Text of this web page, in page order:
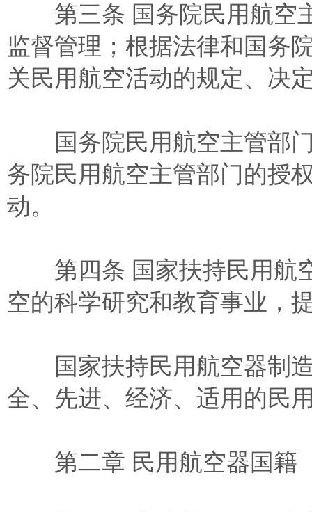
第三条 国务院民用航空
监督管理；根据法律和国务
关民用航空活动的规定、决
国务院民用航空主管部门
务院民用航空主管部门的授
动。
第四条 国家扶持民用航
空的科学研究和教育事业，
国家扶持民用航空器制造
全、先进、经济、适用的民
第二章 民用航空器国籍